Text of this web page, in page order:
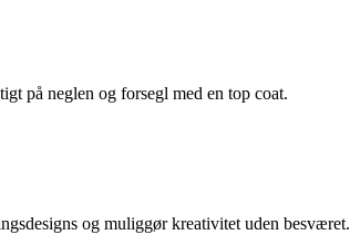
på neglen og forsegl med en top coat.
og muliggør kreativitet uden besværet.